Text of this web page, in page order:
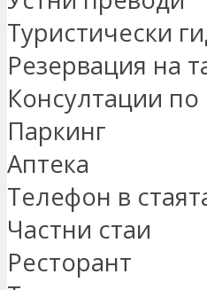
Туристически
Резервация на
Консултации
Паркинг
Аптека
Телефон в
Частни стаи
Ресторант